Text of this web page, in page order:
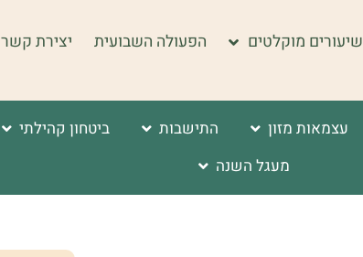
שיעורים מוקלטים הפעולה השבועית יצירת קשר
עצמאות מזון התישבות ביטחון קהילתי
מעגל השנה